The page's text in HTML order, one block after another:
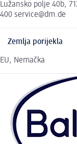
Lužansko polje 40b,
400 service@dm.de
Zemlja porijekla
EU, Nemačka